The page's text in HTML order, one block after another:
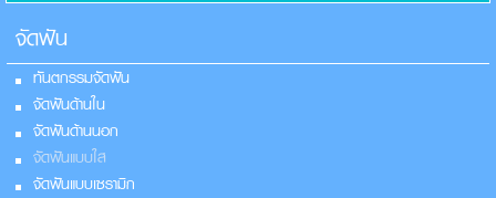
จัดฟัน
ทันตกรรมจัดฟัน
จัดฟันด้านใน
จัดฟันด้านนอก
จัดฟันแบบใส
จัดฟันแบบเซรามิก